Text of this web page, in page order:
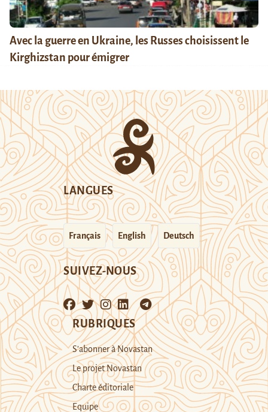
Avec la guerre en Ukraine, les Russes choisissent le
Kirghizstan pour émigrer
LANGUES
Français English Deutsch
SUIVEZ-NOUS
RUBRIQUES
S’abonner à Novastan
Le projet Novastan
Charte éditoriale
Equipe